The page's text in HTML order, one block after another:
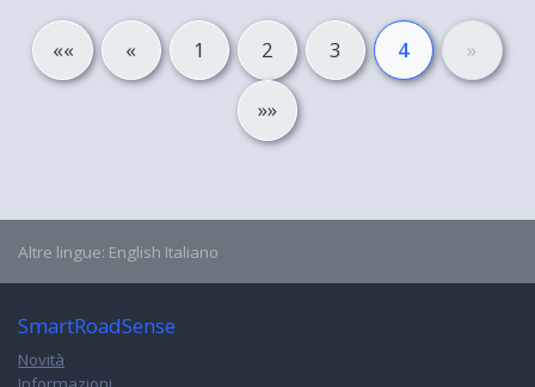
«« « 1 2 3 4 »
»»
Altre lingue: English Italiano
SmartRoadSense
Novità